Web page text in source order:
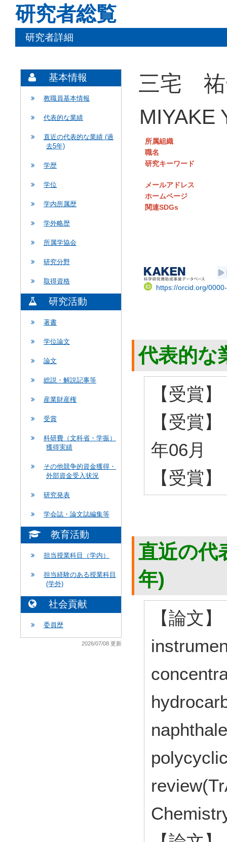
研究者総覧
研究者詳細
基本情報
教職員基本情報
代表的な業績
直近の代表的な業績 (過
去5年)
学歴
学位
学内所属歴
学外略歴
所属学協会
研究分野
取得資格
研究活動
著書
学位論文
論文
総説・解説記事等
産業財産権
受賞
科研費（文科省・学振）
獲得実績
その他競争的資金獲得・
外部資金受入状況
研究発表
学会誌・論文誌編集等
教育活動
担当授業科目（学内）
担当経験のある授業科目
(学外)
社会貢献
委員歴
2026/07/08 更新
三宅 祐
MIYAKE
所属組織
職名
研究キーワード
メールアドレス
ホームページ
関連SDGs
https://orcid.org/
代表的な
【受賞
【受賞
年06月
【受賞
直近の代
年)
【論文